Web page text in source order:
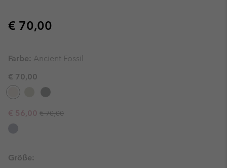
Regular price:
€ 70,00
Farbe: Ancient Fossil
€ 70,00
Sale price:
€ 56,00 Regular price:
€ 70,00
Größe: